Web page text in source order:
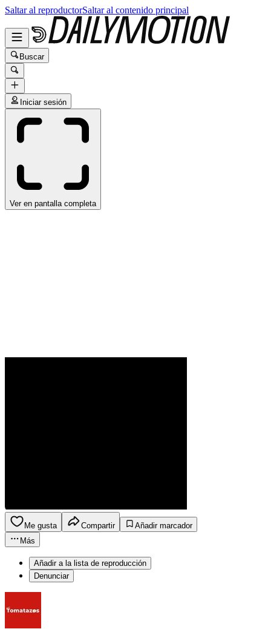
Saltar al reproductorSaltar al contenido principal
Buscar
Iniciar sesión
Ver en pantalla completa
Me gusta Compartir
Añadir marcador
Más
Añadir a la lista de reproducción
Denunciar